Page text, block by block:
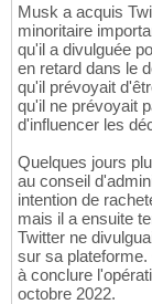
Musk a acquis
minoritaire
qu'il a divulguée
en retard dans le
qu'il prévoyait
qu'il ne prévoyait
d'influencer les
Quelques jours
au conseil
intention de
mais il a ensuite
Twitter ne
sur sa
à conclure
octobre 2022.